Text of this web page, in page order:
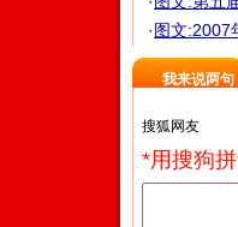
·图文:2007
我来说两句
*用搜狗